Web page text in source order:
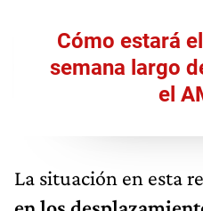
Cómo estará
semana largo
el
La situación en esta